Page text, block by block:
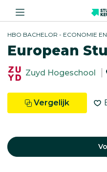
HBO BACHELOR - ECONOMIE
European
Zuyd Hogeschool
Vergelijk